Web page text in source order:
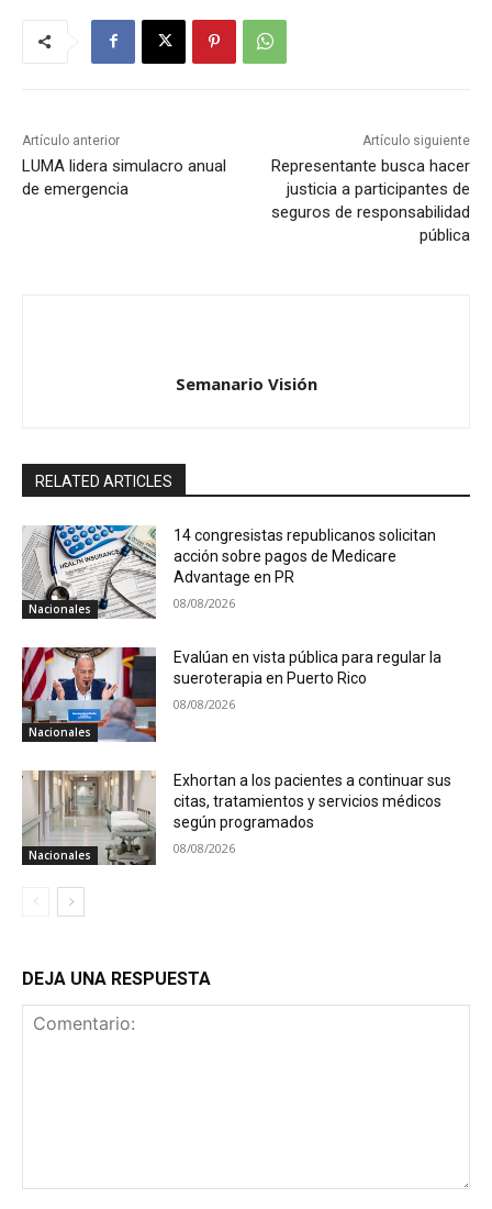
Artículo anterior
LUMA lidera simulacro anual
de emergencia
Artículo siguiente
Representante busca hacer
justicia a participantes de
seguros de responsabilidad
pública
Semanario Visión
RELATED ARTICLES
Nacionales
14 congresistas republicanos solicitan
acción sobre pagos de Medicare
Advantage en PR
08/08/2026
Nacionales
Evalúan en vista pública para regular la
sueroterapia en Puerto Rico
08/08/2026
Nacionales
Exhortan a los pacientes a continuar sus
citas, tratamientos y servicios médicos
según programados
08/08/2026
DEJA UNA RESPUESTA